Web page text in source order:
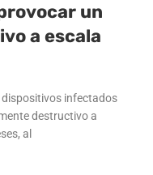
un
a escala
dispositivos infectados
destructivo a
al